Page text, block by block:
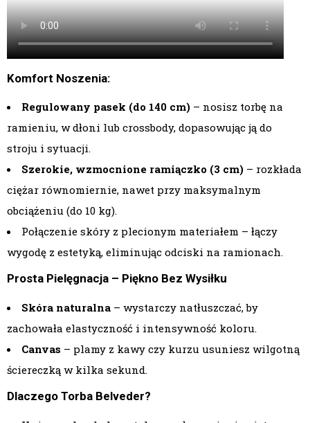
Komfort Noszenia:
Regulowany pasek (do 140 cm) – nosisz torbę na
ramieniu, w dłoni lub crossbody, dopasowując ją do
stroju i sytuacji.
Szerokie, wzmocnione ramiączko (3 cm) – rozkłada
ciężar równomiernie, nawet przy maksymalnym
obciążeniu (do 10 kg).
Połączenie skóry z plecionym materiałem – łączy
wygodę z estetyką, eliminując odciski na ramionach.
Prosta Pielęgnacja – Piękno Bez Wysiłku
Skóra naturalna – wystarczy natłuszczać, by
zachowała elastyczność i intensywność koloru.
Canvas – plamy z kawy czy kurzu usuniesz wilgotną
ściereczką w kilka sekund.
Dlaczego Torba Belveder?